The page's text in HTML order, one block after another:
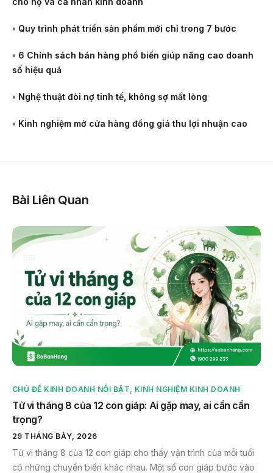
• Quy trình phát triển sản phẩm mới chỉ trong 7 bước
• 6 Chính sách bán hàng phổ biến giúp nâng cao doanh
số hiệu quả
• Nghệ thuật đòi nợ tinh tế, không sợ mất lòng
• Kinh nghiệm mở cửa hàng đồng giá thu lợi nhuận cao
Bài Liên Quan
CHỦ ĐỀ KINH DOANH NỔI BẬT KINH NGHIỆM KINH DOANH
Tử vi tháng 8 của 12 con giáp: Ai gặp may, ai cần cẩn
trọng?
29 THÁNG BẢY, 2026
Tử vi tháng 8 của 12 con giáp cho thấy vận trình của mỗi tuổi
có những chuyển biến khác nhau. Một số con giáp bước vào